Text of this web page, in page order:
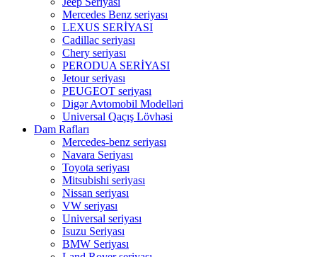
Mercedes Benz seriyası
LEXUS SERİYASI
Cadillac seriyası
Chery seriyası
PERODUA SERİYASI
Jetour seriyası
PEUGEOT seriyası
Digər Avtomobil Modelləri
Universal Qaçış Lövhəsi
Dam Rafları
Mercedes-benz seriyası
Navara Seriyası
Toyota seriyası
Mitsubishi seriyası
Nissan seriyası
VW seriyası
Universal seriyası
Isuzu Seriyası
BMW Seriyası